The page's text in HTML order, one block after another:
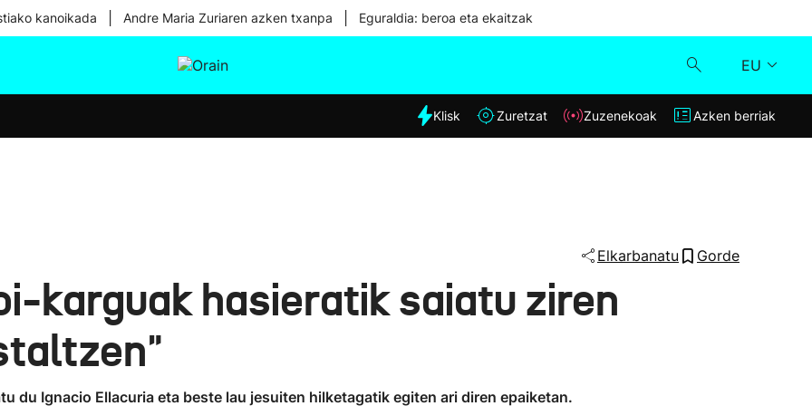
kanoikada Andre Maria Zuriaren azken txanpa Eguraldia: beroa eta ekaitzak
EU
Eguraldia
Klisk
Klisk Zuretzat Zuzenekoak Azken berriak
Elkarbanatu Gorde
karguak hasieratik saiatu ziren
du Ignacio Ellacuria eta beste lau jesuiten hilketagatik egiten ari diren epaiketan.